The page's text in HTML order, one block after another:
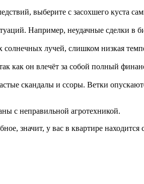
выберите с засохшего куста
Например, неудачные сделки в
лучей, слишком низкая
как он влечёт за собой полный
скандалы и ссоры. Ветки
с неправильной агротехникой.
значит, у вас в квартире